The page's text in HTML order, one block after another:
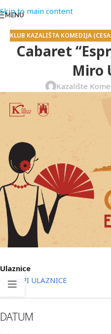
Skip to main content
MENU
KLUB KAZALIŠTA KOMEDIJA
Cabaret
Miro
Kazalište
Ulaznice
KUPI ULAZNICE
DATUM